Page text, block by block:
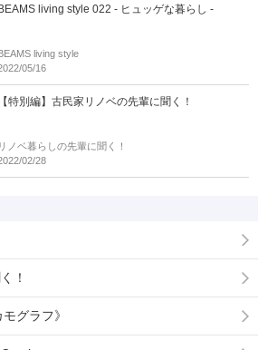
BEAMS living style 022 - ヒュッゲな暮らし -
living style
05/16
【特別編】古民家リノベの先輩に聞く！
リノベ暮らしの先輩に聞く！
02/28
！
グラフ》